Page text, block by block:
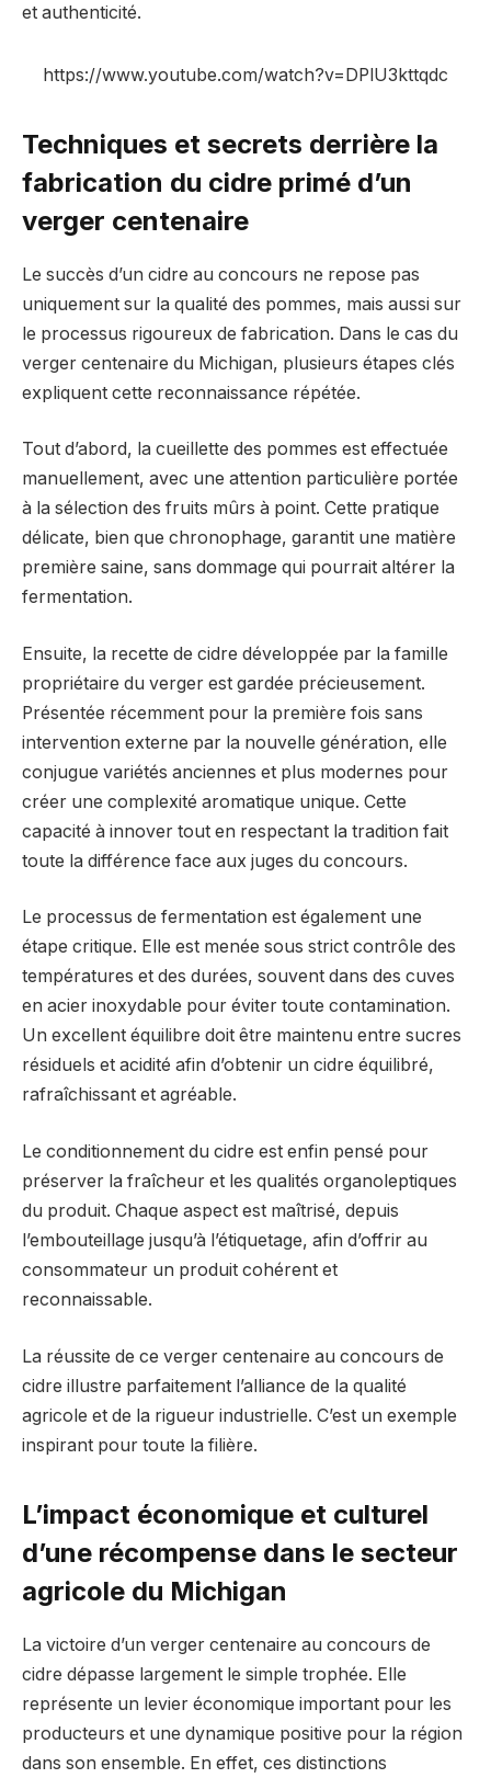
et authenticité.
https://www.youtube.com/watch?v=DPlU3kttqdc
Techniques et secrets derrière la
fabrication du cidre primé d’un
verger centenaire
Le succès d’un cidre au concours ne repose pas
uniquement sur la qualité des pommes, mais aussi sur
le processus rigoureux de fabrication. Dans le cas du
verger centenaire du Michigan, plusieurs étapes clés
expliquent cette reconnaissance répétée.
Tout d’abord, la cueillette des pommes est effectuée
manuellement, avec une attention particulière portée
à la sélection des fruits mûrs à point. Cette pratique
délicate, bien que chronophage, garantit une matière
première saine, sans dommage qui pourrait altérer la
fermentation.
Ensuite, la recette de cidre développée par la famille
propriétaire du verger est gardée précieusement.
Présentée récemment pour la première fois sans
intervention externe par la nouvelle génération, elle
conjugue variétés anciennes et plus modernes pour
créer une complexité aromatique unique. Cette
capacité à innover tout en respectant la tradition fait
toute la différence face aux juges du concours.
Le processus de fermentation est également une
étape critique. Elle est menée sous strict contrôle des
températures et des durées, souvent dans des cuves
en acier inoxydable pour éviter toute contamination.
Un excellent équilibre doit être maintenu entre sucres
résiduels et acidité afin d’obtenir un cidre équilibré,
rafraîchissant et agréable.
Le conditionnement du cidre est enfin pensé pour
préserver la fraîcheur et les qualités organoleptiques
du produit. Chaque aspect est maîtrisé, depuis
l’embouteillage jusqu’à l’étiquetage, afin d’offrir au
consommateur un produit cohérent et
reconnaissable.
La réussite de ce verger centenaire au concours de
cidre illustre parfaitement l’alliance de la qualité
agricole et de la rigueur industrielle. C’est un exemple
inspirant pour toute la filière.
L’impact économique et culturel
d’une récompense dans le secteur
agricole du Michigan
La victoire d’un verger centenaire au concours de
cidre dépasse largement le simple trophée. Elle
représente un levier économique important pour les
producteurs et une dynamique positive pour la région
dans son ensemble. En effet, ces distinctions